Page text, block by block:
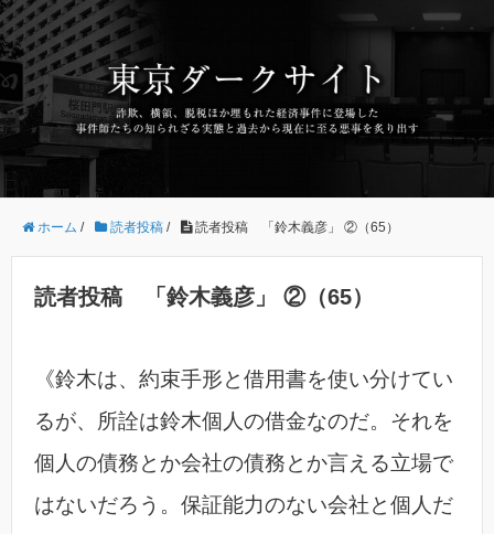
ホーム / 読者投稿 / 読者投稿 「鈴木義彦」 ②（65）
読者投稿 「鈴木義彦」 ②（65）
《鈴木は、約束手形と借用書を使い分けてい
るが、所詮は鈴木個人の借金なのだ。それを
個人の債務とか会社の債務とか言える立場で
はないだろう。保証能力のない会社と個人だ